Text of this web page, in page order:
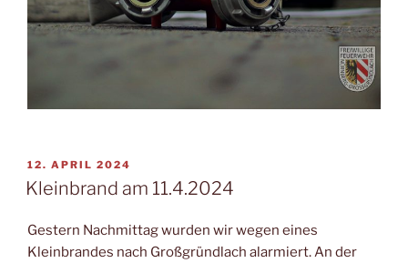
VERÖFFENTLICHT
AM
12. APRIL 2024
Kleinbrand am 11.4.2024
Gestern Nachmittag wurden wir wegen eines
Kleinbrandes nach Großgründlach alarmiert. An der